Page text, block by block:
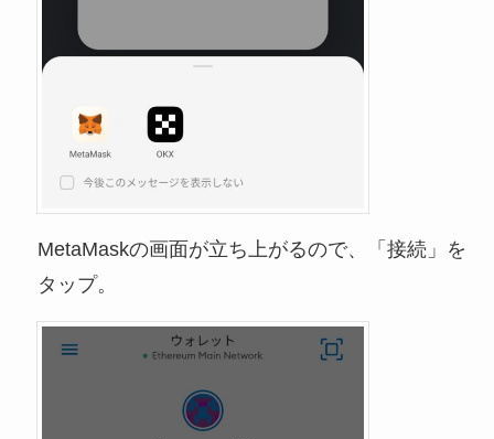
MetaMaskの画面が立ち上がるので、「接続」を
タップ。